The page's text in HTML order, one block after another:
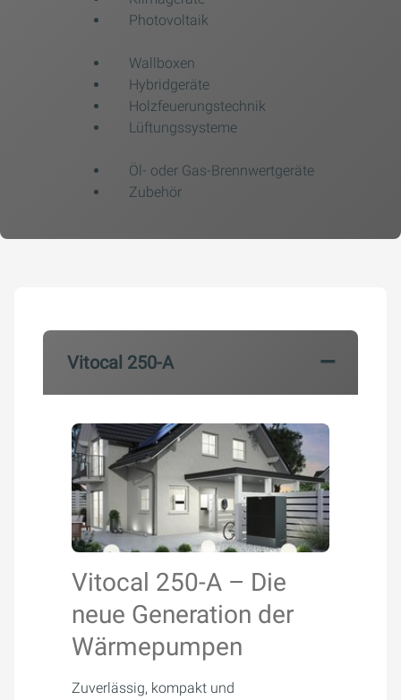
Photovoltaik
Wallboxen
Hybridgeräte
Holzfeuerungstechnik
Lüftungssysteme
Öl- oder Gas-Brennwertgeräte
Zubehör
Vitocal 250-A
Vitocal 250-A – Die
neue Generation der
Wärmepumpen
Zuverlässig, kompakt und